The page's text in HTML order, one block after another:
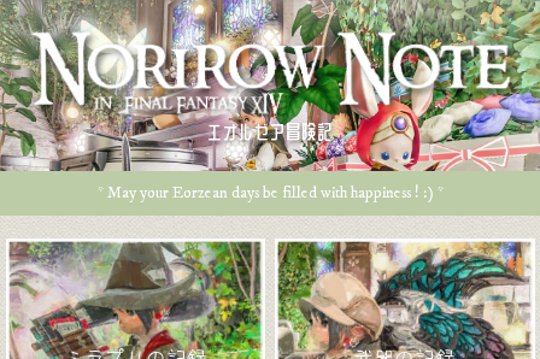
エオルゼア冒険記
* May your Eorzean days be filled with happiness ! :) *